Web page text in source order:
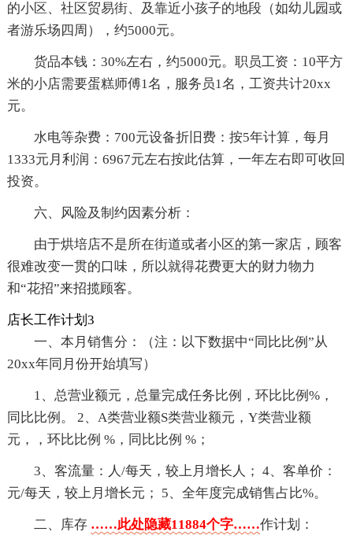
的小区、社区贸易街、及靠近小孩子的地段（如幼儿园或
者游乐场四周），约5000元。
货品本钱：30%左右，约5000元。职员工资：10平方
米的小店需要蛋糕师傅1名，服务员1名，工资共计20xx
元。
水电等杂费：700元设备折旧费：按5年计算，每月
1333元月利润：6967元左右按此估算，一年左右即可收回
投资。
六、风险及制约因素分析：
由于烘培店不是所在街道或者小区的第一家店，顾客
很难改变一贯的口味，所以就得花费更大的财力物力
和“花招”来招揽顾客。
店长工作计划3
一、本月销售分：（注：以下数据中“同比比例”从
20xx年同月份开始填写）
1、总营业额元，总量完成任务比例，环比比例%，
同比比例。 2、A类营业额S类营业额元，Y类营业额
元，，环比比例 %，同比比例 %；
3、客流量：人/每天，较上月增长人； 4、客单价：
元/每天，较上月增长元； 5、全年度完成销售占比%。
二、库存 ……此处隐藏11884个字……作计划：